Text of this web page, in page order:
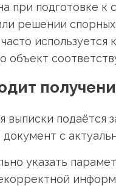
при подготовке к
решении
объект
выписки подаётся
с
указать